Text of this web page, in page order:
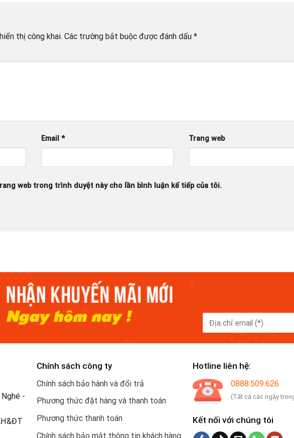
thị công khai. Các trường bắt buộc được đánh dấu *
Email* Trang web
web trong trình duyệt này cho lần bình luận kế tiếp của tôi.
-
Chính sách công ty
Chính sách bảo hành và đổi trả
Phương thức đặt hàng và thanh toán
Phương thức thanh toán
Chính sách bảo mật thông tin khách hàng
Hotline liên hệ:
0888.509.626
(Tất cả các ngày
Kết nối với chúng tôi